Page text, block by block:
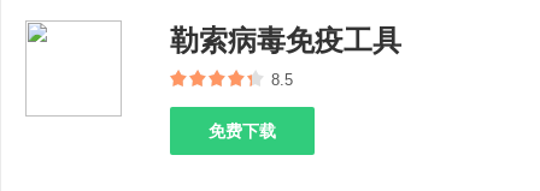
勒索病毒免疫工具
8.5
免费下载